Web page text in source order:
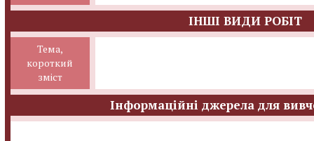
ІНШІ ВИДИ РОБІТ
Тема,
короткий
зміст
Інформаційні джерела для